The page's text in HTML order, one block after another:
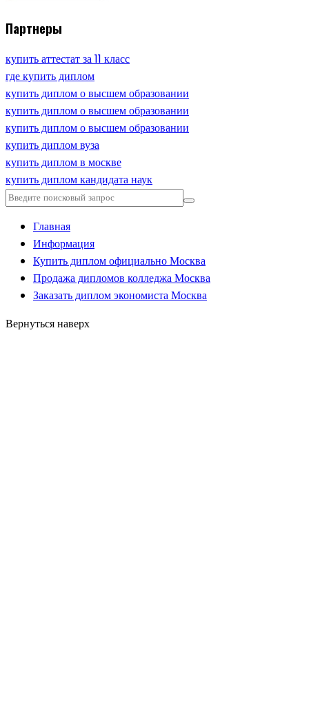
Партнеры
купить аттестат за 11 класс
где купить диплом
купить диплом о высшем образовании
купить диплом о высшем образовании
купить диплом о высшем образовании
купить диплом вуза
купить диплом в москве
купить диплом кандидата наук
Главная
Информация
Купить диплом официально Москва
Продажа дипломов колледжа Москва
Заказать диплом экономиста Москва
Вернуться наверх